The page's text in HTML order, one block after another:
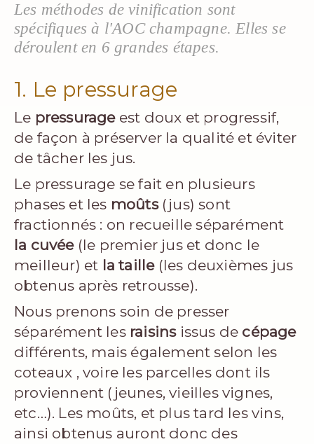
Les méthodes de vinification sont
spécifiques à l'AOC champagne. Elles se
déroulent en 6 grandes étapes.
1. Le pressurage
Le pressurage est doux et progressif,
de façon à préserver la qualité et éviter
de tâcher les jus.
Le pressurage se fait en plusieurs
phases et les moûts (jus) sont
fractionnés : on recueille séparément
la cuvée (le premier jus et donc le
meilleur) et la taille(les deuxièmes jus
obtenus après retrousse).
Nous prenons soin de presser
séparément les raisins issus de cépage
différents, mais également selon les
coteaux , voire les parcelles dont ils
proviennent (jeunes, vieilles vignes,
etc…). Les moûts, et plus tard les vins,
ainsi obtenus auront donc des